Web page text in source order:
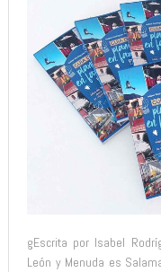
gEscrita por Isabel
León y Menuda es